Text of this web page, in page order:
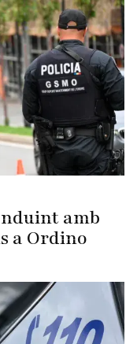
amb
a Ordino